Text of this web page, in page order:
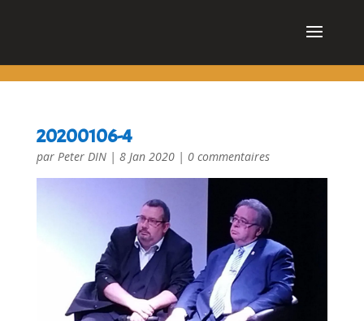
20200106-4
par Peter DIN| 8 Jan 2020| 0 commentaires